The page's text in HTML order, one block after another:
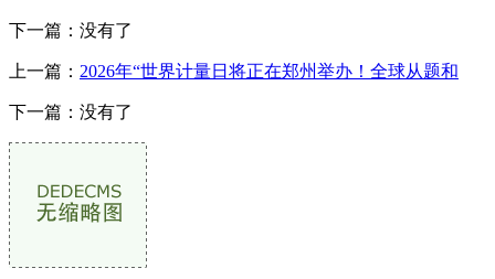
下一篇：没有了
上一篇： 2026年“世界计量日将正在郑州举办！全球从题和
下一篇：没有了